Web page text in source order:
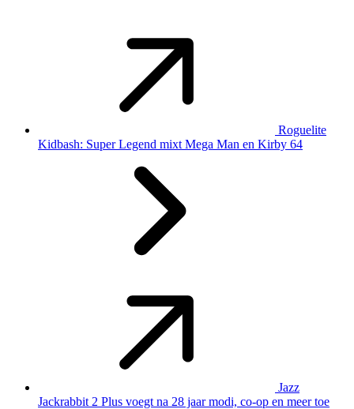
Roguelite
Kidbash: Super Legend mixt Mega Man en Kirby 64
Jazz
Jackrabbit 2 Plus voegt na 28 jaar modi, co-op en meer toe